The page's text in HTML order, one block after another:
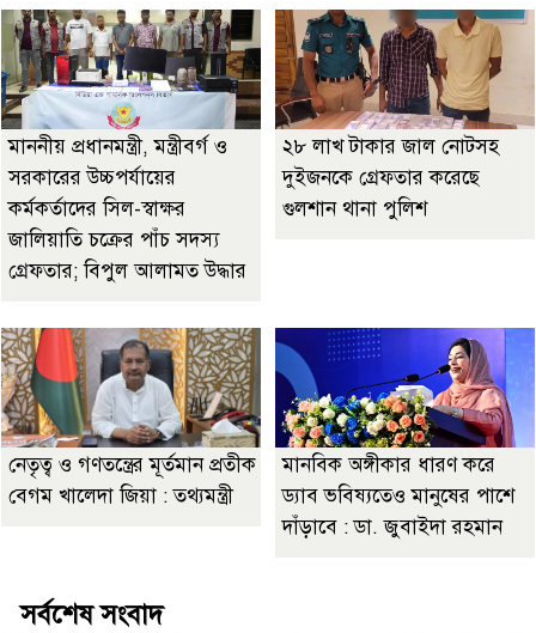
মাননীয় প্রধানমন্ত্রী, মন্ত্রীবর্গ ও
সরকারের উচ্চপর্যায়ের
কর্মকর্তাদের সিল-স্বাক্ষর
জালিয়াতি চক্রের পাঁচ সদস্য
গ্রেফতার; বিপুল আলামত উদ্ধার
২৮ লাখ টাকার জাল নোটসহ
দুইজনকে গ্রেফতার করেছে
গুলশান থানা পুলিশ
নেতৃত্ব ও গণতন্ত্রের মূর্তমান প্রতীক
বেগম খালেদা জিয়া : তথ্যমন্ত্রী
মানবিক অঙ্গীকার ধারণ করে
ড্যাব ভবিষ্যতেও মানুষের পাশে
দাঁড়াবে : ডা. জুবাইদা রহমান
সর্বশেষ সংবাদ